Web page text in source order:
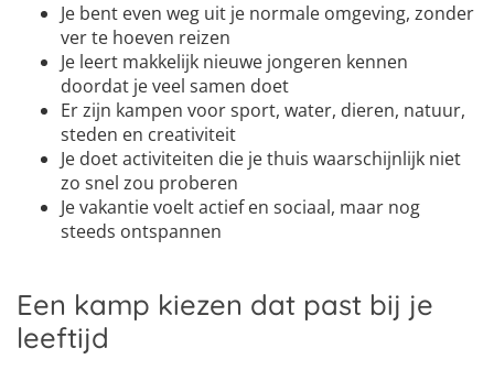
Je bent even weg uit je normale omgeving, zonder
ver te hoeven reizen
Je leert makkelijk nieuwe jongeren kennen
doordat je veel samen doet
Er zijn kampen voor sport, water, dieren, natuur,
steden en creativiteit
Je doet activiteiten die je thuis waarschijnlijk niet
zo snel zou proberen
Je vakantie voelt actief en sociaal, maar nog
steeds ontspannen
Een kamp kiezen dat past bij je
leeftijd